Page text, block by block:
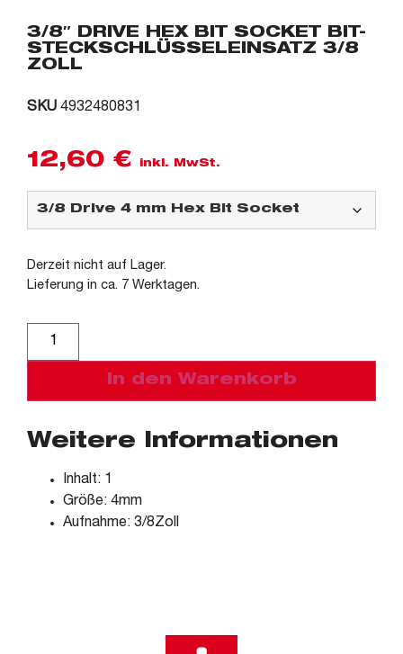
3/8″ DRIVE HEX BIT SOCKET BIT-
STECKSCHLÜSSELEINSATZ 3/8
ZOLL
SKU 4932480831
12,60 € inkl. MwSt.
Derzeit nicht auf Lager.
Lieferung in ca. 7 Werktagen.
In den Warenkorb
Weitere Informationen
Inhalt: 1
Größe: 4mm
Aufnahme: 3/8Zoll